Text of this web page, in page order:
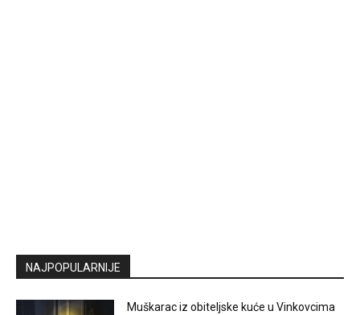
NAJPOPULARNIJE
Muškarac iz obiteljske kuće u Vinkovcima